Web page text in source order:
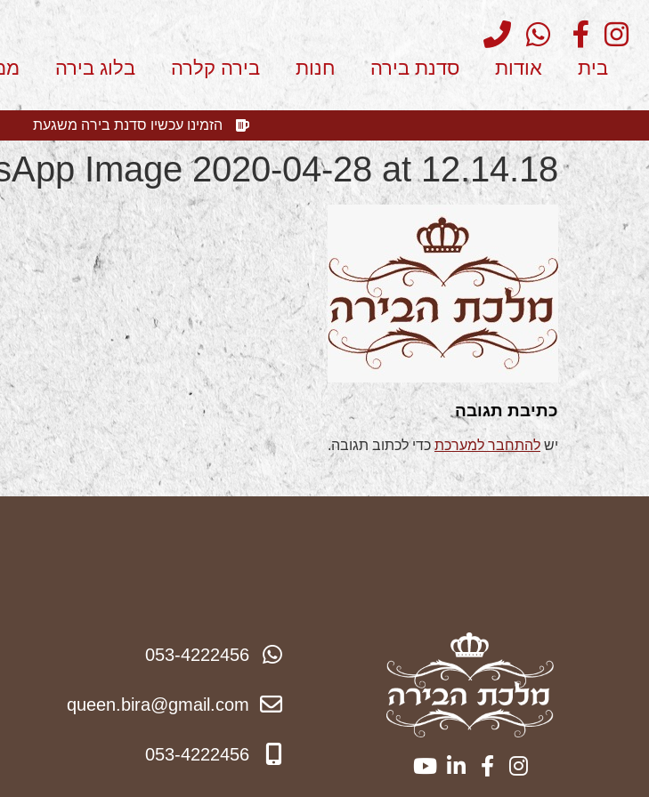
בית אודות סדנת בירה חנות בירה קלרה בלוג בירה
הזמינו עכשיו סדנת בירה משגעת
Image 2020-04-28 at 12.14.18
כתיבת תגובה
ישלהתחבר למערכתכדי לכתוב תגובה.
053-4222456
queen.bira@gmail.com
053-4222456